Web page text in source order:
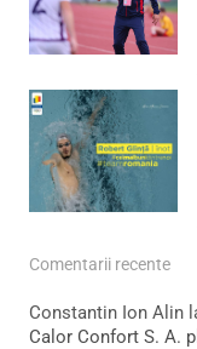
Comentarii recente
Constantin Ion Alin
Calor Confort S. A.